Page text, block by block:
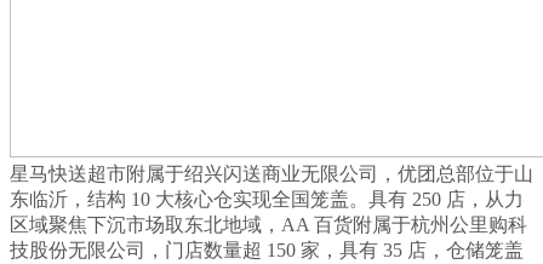
星马快送超市附属于绍兴闪送商业无限公司，优团总部位于山
东临沂，结构 10 大核心仓实现全国笼盖。具有 250 店，从力
区域聚焦下沉市场取东北地域，AA 百货附属于杭州公里购科
技股份无限公司，门店数量超 150 家，具有 35 店，仓储笼盖